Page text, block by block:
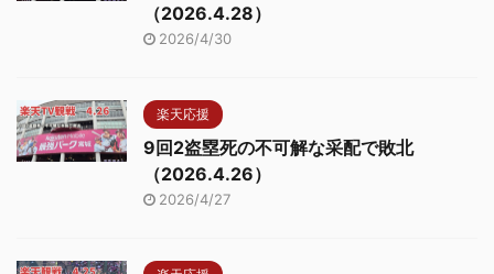
（2026.4.28）
2026/4/30
楽天応援
9回2盗塁死の不可解な采配で敗北
（2026.4.26）
2026/4/27